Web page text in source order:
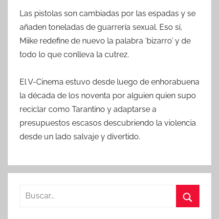
Las pistolas son cambiadas por las espadas y se
añaden toneladas de guarrería sexual. Eso sí,
Miike redefine de nuevo la palabra ‘bizarro’ y de
todo lo que conlleva la cutrez.
El V-Cinema estuvo desde luego de enhorabuena
la década de los noventa por alguien quien supo
reciclar como Tarantino y adaptarse a
presupuestos escasos descubriendo la violencia
desde un lado salvaje y divertido.